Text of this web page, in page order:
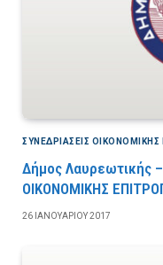
ΣΥΝΕΔΡΙΆΣΕΙΣ ΟΙΚΟΝΟΜΙΚΉΣ
Δήμος Λαυρεωτικής
ΟΙΚΟΝΟΜΙΚΗΣ
26 ΙΑΝΟΥΑΡΊΟΥ 2017